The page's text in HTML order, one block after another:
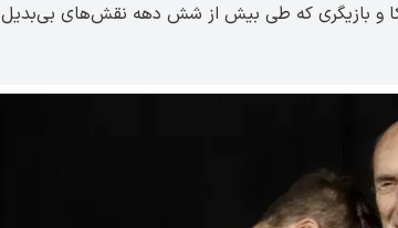
و بازیگری که طی بیش از شش دهه نقش‌های بی‌بدیل